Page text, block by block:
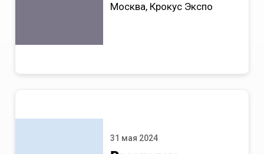
Москва, Крокус Экспо
31 мая 2024